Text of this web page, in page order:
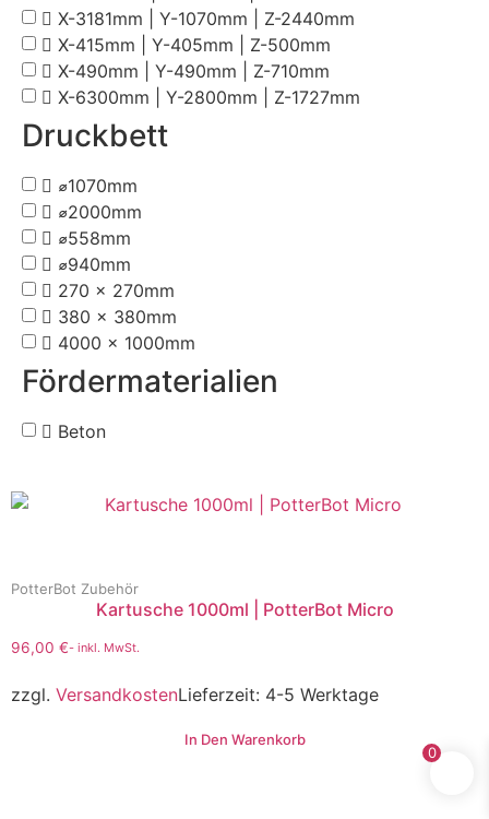
X-3181mm | Y-1070mm | Z-2440mm
X-415mm | Y-405mm | Z-500mm
X-490mm | Y-490mm | Z-710mm
X-6300mm | Y-2800mm | Z-1727mm
Druckbett
⌀1070mm
⌀2000mm
⌀558mm
⌀940mm
270 x 270mm
380 x 380mm
4000 x 1000mm
Fördermaterialien
Beton
PotterBot Zubehör
Kartusche 1000ml | PotterBot Micro
96,00 €- inkl. MwSt.
In Den Warenkorb
zzgl. VersandkostenLieferzeit: 4-5 Werktage
0